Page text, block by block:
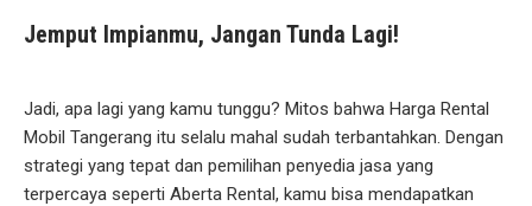
Jemput Impianmu, Jangan Tunda Lagi!
Jadi, apa lagi yang kamu tunggu? Mitos bahwa Harga Rental
Mobil Tangerang itu selalu mahal sudah terbantahkan. Dengan
strategi yang tepat dan pemilihan penyedia jasa yang
terpercaya seperti Aberta Rental, kamu bisa mendapatkan